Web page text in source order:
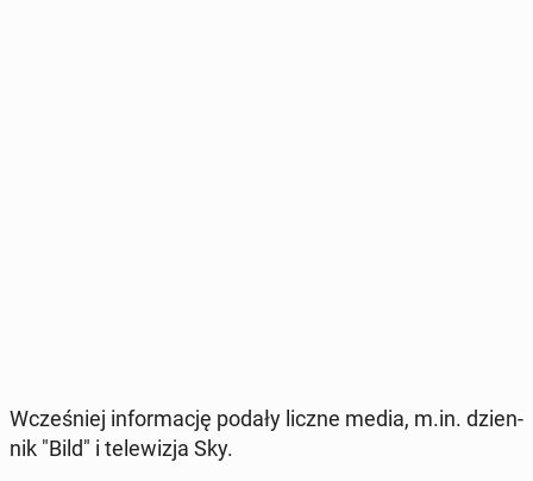
Wcze­śniej in­for­ma­cję podały liczne media, m.in. dzien­
nik "Bild" i te­le­wi­zja Sky.